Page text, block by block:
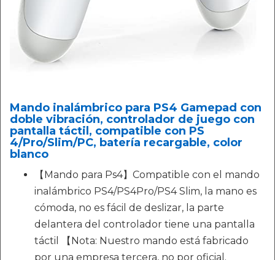
Mando inalámbrico para PS4 Gamepad con
doble vibración, controlador de juego con
pantalla táctil, compatible con PS
4/Pro/Slim/PC, batería recargable, color
blanco
【Mando para Ps4】Compatible con el mando
inalámbrico PS4/PS4Pro/PS4 Slim, la mano es
cómoda, no es fácil de deslizar, la parte
delantera del controlador tiene una pantalla
táctil 【Nota: Nuestro mando está fabricado
por una empresa tercera, no por oficial.